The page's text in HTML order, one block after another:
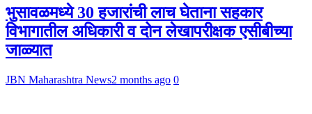
भुसावळमध्ये 30 हजारांची लाच घेताना सहकार
विभागातील अधिकारी व दोन लेखापरीक्षक एसीबीच्या
जाळ्यात
JBN Maharashtra News2 months ago 0